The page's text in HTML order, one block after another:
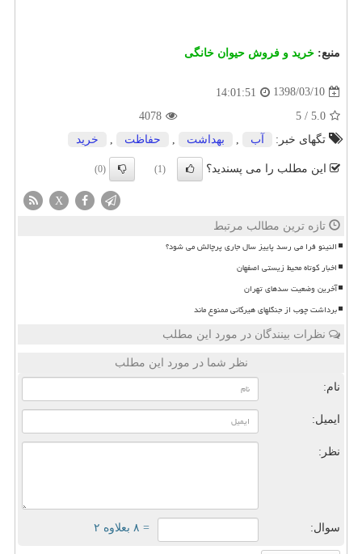
منبع: خرید و فروش حیوان خانگی
1398/03/10
14:01:51
5.0
/
5
4078
تگهای خبر:
آب بهداشت حفاظت خرید
این مطلب را می پسندید؟ (1)
(0)
X
تازه ترین مطالب مرتبط
النینو فرا می رسد پاییز سال جاری پرچالش می شود؟
اخبار کوتاه محیط زیستی اصفهان
آخرین وضعیت سدهای تهران
برداشت چوب از جنگلهای هیرکانی ممنوع ماند
نظرات بینندگان در مورد این مطلب
نظر شما در مورد این مطلب
نام:
ایمیل:
نظر:
سوال: = ۸ بعلاوه ۲